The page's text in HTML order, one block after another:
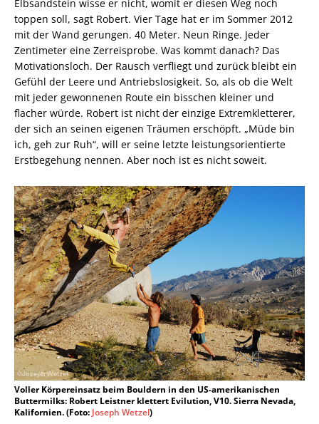
Elbsandstein wisse er nicht, womit er diesen Weg noch
toppen soll, sagt Robert. Vier Tage hat er im Sommer 2012
mit der Wand gerungen. 40 Meter. Neun Ringe. Jeder
Zentimeter eine Zerreisprobe. Was kommt danach? Das
Motivationsloch. Der Rausch verfliegt und zurück bleibt ein
Gefühl der Leere und Antriebslosigkeit. So, als ob die Welt
mit jeder gewonnenen Route ein bisschen kleiner und
flacher würde. Robert ist nicht der einzige Extremkletterer,
der sich an seinen eigenen Träumen erschöpft. „Müde bin
ich, geh zur Ruh“, will er seine letzte leistungsorientierte
Erstbegehung nennen. Aber noch ist es nicht soweit.
Voller Körpereinsatz beim Bouldern in den US-amerikanischen
Buttermilks: Robert Leistner klettert Evilution, V10. Sierra Nevada,
Kalifornien. (Foto: Joseph Wetzel)